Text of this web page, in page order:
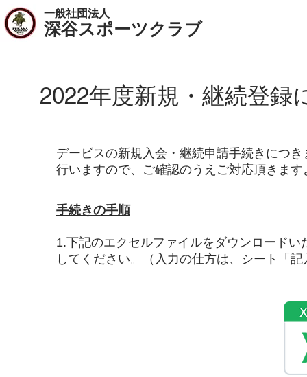
一般社団法人
​深谷スポーツクラブ
2022年度新規・継続登録
デービスの新規入会・継続申請手続きにつ
行いますので、ご確認のうえご対応頂きま
手続きの手順
​1.下記のエクセルファイルをダウンロード
してください。（入力の仕方は、シート「